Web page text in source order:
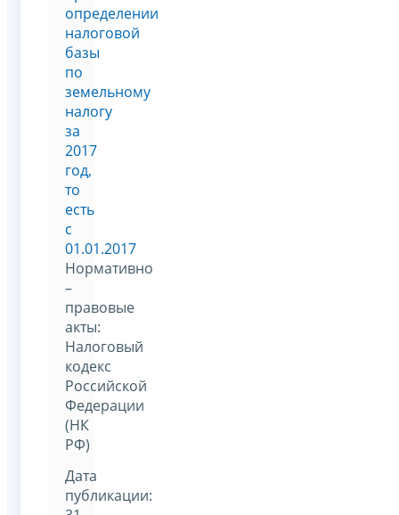
определении
налоговой
базы
по
земельному
налогу
за
2017
год,
то
есть
с
01.01.2017
Нормативно
–
правовые
акты:
Налоговый
кодекс
Российской
Федерации
(НК
РФ)
Дата
публикации: